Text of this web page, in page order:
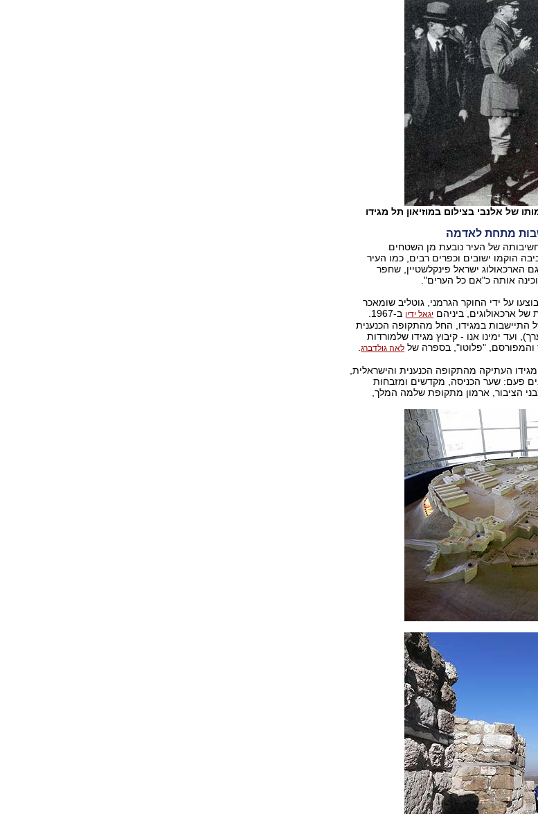
של אלנבי בצילום במוזיאון תל מגידו
של העיר נובעת מן השטחים
הוקמו ישובים וכפרים רבים, כמו העיר
הארכאולוג ישראל פינקלשטיין, שחפר
אותה כ"אם כל הערים".
על ידי החוקר הגרמני, גוטליב שומאכר
יגאל ידין
ב-1967.
על כ-30 שכבות של התיישבות במגידו, החל מהתקופה הכנענית
לספירה לערך), ועד ימינו אנו - קיבוץ מגידו שלמורדות
"פלוטו", בספרה של לאה גולדברג.
העתיקה מהתקופה הכנענית והישראלית,
פעם: שער הכניסה, מקדשים ומזבחות
הציבור, ארמון מתקופת שלמה המלך,